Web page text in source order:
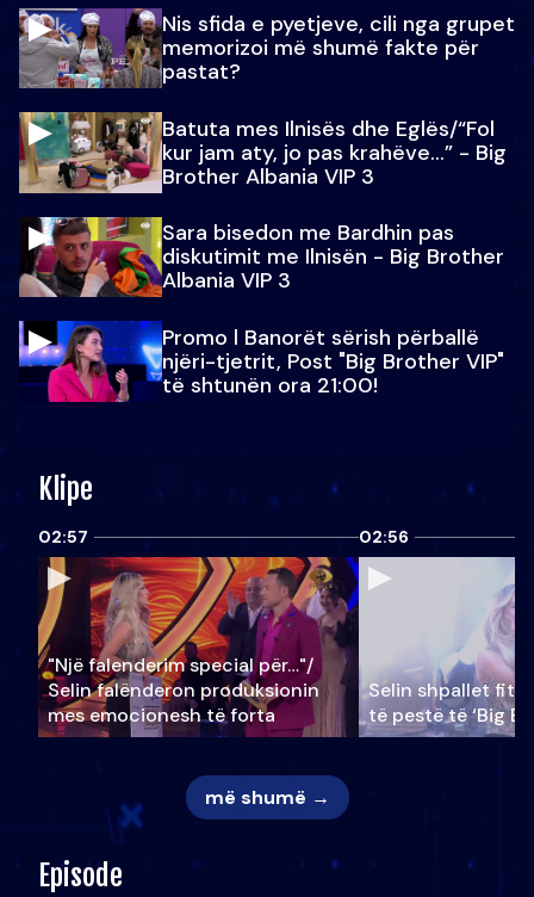
Nis sfida e pyetjeve, cili nga grupet
memorizoi më shumë fakte për
pastat?
Batuta mes Ilnisës dhe Eglës/“Fol
kur jam aty, jo pas krahëve…” - Big
Brother Albania VIP 3
Sara bisedon me Bardhin pas
diskutimit me Ilnisën - Big Brother
Albania VIP 3
Promo l Banorët sërish përballë
njëri-tjetrit, Post "Big Brother VIP"
të shtunën ora 21:00!
Klipe
02:57
"Një falenderim special për…"/
Selin falënderon produksionin
mes emocionesh të forta
02:56
Selin shpallet
të pestë të ‘Big
më shumë →
Episode